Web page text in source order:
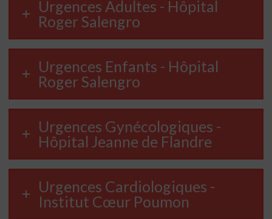
Urgences Adultes - Hôpital
Roger Salengro
Urgences Enfants - Hôpital
Roger Salengro
Urgences Gynécologiques -
Hôpital Jeanne de Flandre
Urgences Cardiologiques -
Institut Cœur Poumon